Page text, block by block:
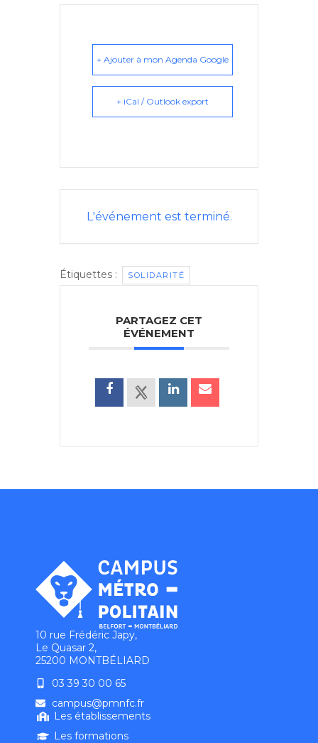
+ Ajouter à mon Agenda Google
+ iCal / Outlook export
L'événement est terminé.
Étiquettes : SOLIDARITÉ
PARTAGEZ CET
ÉVÉNEMENT
10 rue Frédéric Japy,
Le Quasar 2,
25200 MONTBÉLIARD
03 39 30 00 65
campus@pmnfc.fr
Les établissements
Les formations